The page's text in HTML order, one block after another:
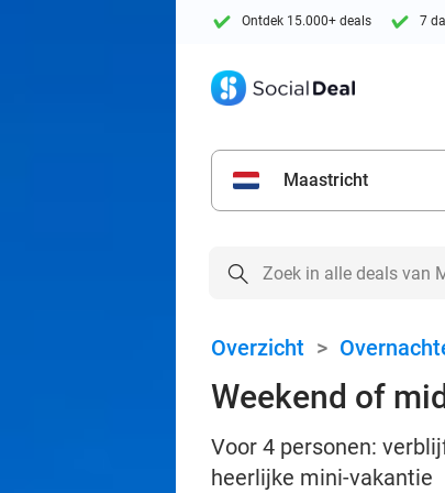
Ontdek 15.000+ deals 7
Maastricht
Overzicht >
Weekend of
Voor 4 personen:
heerlijke mini-vakantie